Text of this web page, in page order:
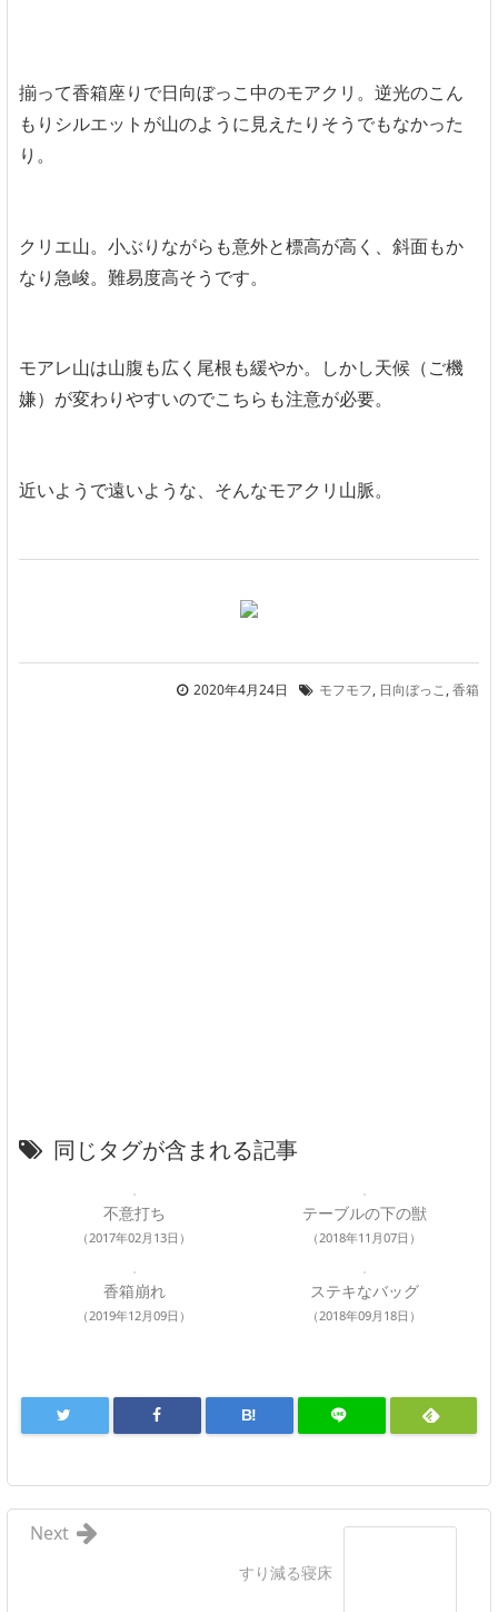
揃って香箱座りで日向ぼっこ中のモアクリ。逆光のこん
もりシルエットが山のように見えたりそうでもなかった
り。
クリエ山。小ぶりながらも意外と標高が高く、斜面もか
なり急峻。難易度高そうです。
モアレ山は山腹も広く尾根も緩やか。しかし天候（ご機
嫌）が変わりやすいのでこちらも注意が必要。
近いようで遠いような、そんなモアクリ山脈。
2020年4月24日 モフモフ, 日向ぼっこ ,香箱
同じタグが含まれる記事
不意打ち
（2017年02月13日）
テーブルの下の獣
（2018年11月07日）
香箱崩れ
（2019年12月09日）
ステキなバッグ
（2018年09月18日）
B!
すり減る寝床
Next